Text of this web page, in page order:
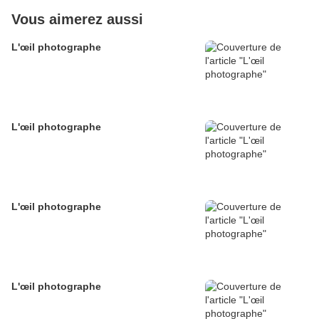
Vous aimerez aussi
L'œil photographe
L'œil photographe
L'œil photographe
L'œil photographe